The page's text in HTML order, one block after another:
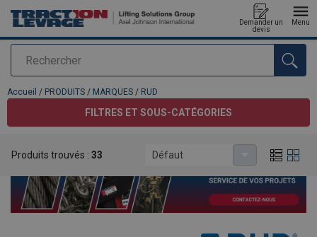
Rechercher
Demander un
devis
Menu
Ajouté au panier
Accueil / PRODUITS / MARQUES / RUD
FILTRES ET SOUS-CATÉGORIES
Produits trouvés : 33 Défaut